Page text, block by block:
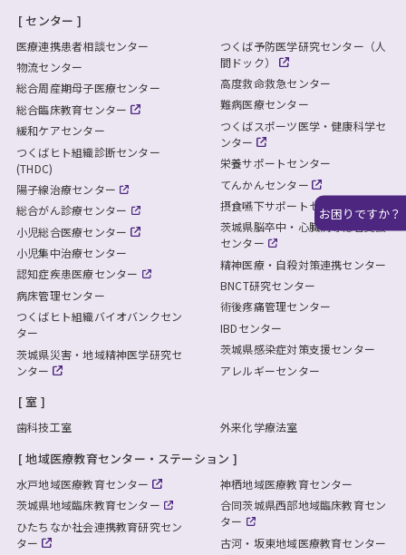
お困りですか？
センター
医療連携患者相談センター
物流センター
総合周産期母子医療センター
総合臨床教育センター
緩和ケアセンター
つくばヒト組織診断センター
(THDC)
陽子線治療センター
総合がん診療センター
小児総合医療センター
小児集中治療センター
認知症疾患医療センター
病床管理センター
つくばヒト組織バイオバンクセン
ター
茨城県災害・地域精神医学研究セ
ンター
つくば予防医学研究センター（人
間ドック）
高度救命救急センター
難病医療センター
つくばスポーツ医学・健康科学セ
ンター
栄養サポートセンター
てんかんセンター
摂食嚥下サポートセンター
茨城県脳卒中・心臓病等総合支援
センター
精神医療・自殺対策連携センター
BNCT研究センター
術後疼痛管理センター
IBDセンター
茨城県感染症対策支援センター
アレルギーセンター
室
歯科技工室 外来化学療法室
地域医療教育センター・ステーション
水戸地域医療教育センター
茨城県地域臨床教育センター
ひたちなか社会連携教育研究セン
ター
神栖地域医療教育センター
合同茨城県西部地域臨床教育セン
ター
古河・坂東地域医療教育センター